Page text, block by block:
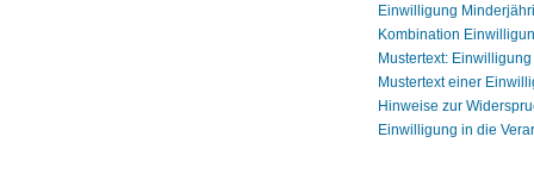
Einwilligung
Kombination
Mustertext:
Mustertext einer
Hinweise zur
Einwilligung in die